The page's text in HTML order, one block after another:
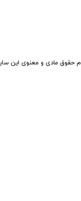
حقوق مادی و معنوی این